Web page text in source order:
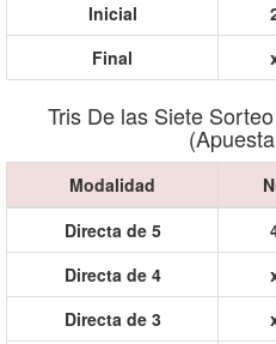
Inicial
Final
Tris De las Siete
Modalidad
Directa de 5
Directa de 4
Directa de 3